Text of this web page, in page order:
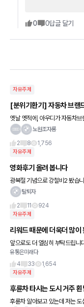
0 0답글 달기
자유주제
[분위기환기] 자동차 브랜
옛날 옛적에, 아우디가 자동차브랜드간 전쟁을 개시했는데... (체스에
서) '네가 둘 차례야, BMW!' - 완전' 새로운 Audi A4 그리고, BMW
노원조자룡
2
8 1,756
자유주제
영화후기 올려 봅니다
광복절 기념으로 강철비2 봤습니다 딴 건 모르겠고 잠수함 전
정말 잘 찍었네요 그리고 아내한테
탈퇴자
2
11 924
자유주제
리워드 때문에 더욱더 많
앞으로도 더 열심히 부탁드립니다 똥개가
하는것보단 뭐라도 하시는분들이 칭찬 받아야하고 너무
스템의 문재인것 사람의 문재
유통은미래다
4
33 1,654
자유주제
후륜차 타시는 도시 거주
후륜차 알아보고 있는데 저는